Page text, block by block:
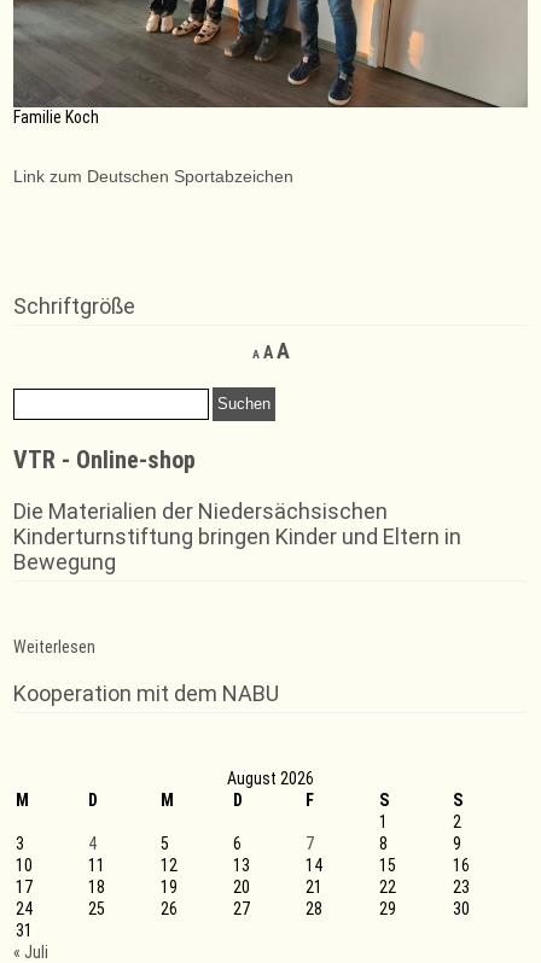
Familie Koch
Link zum Deutschen Sportabzeichen
Schriftgröße
A
Decrease
font
AReset
size.
AIncrease
Suchen
nach:
VTR - Online-shop
Die Materialien der Niedersächsischen
Kinderturnstiftung bringen Kinder und Eltern in
Bewegung
Weiterlesen
Kooperation mit dem NABU
August 2026
M
D M D F S
S
1
2
3
4 5 6 7 8
9
10
11 12 13 14 15
16
17
18 19 20 21 22
23
24
25 26 27 28 29
30
31
« Juli